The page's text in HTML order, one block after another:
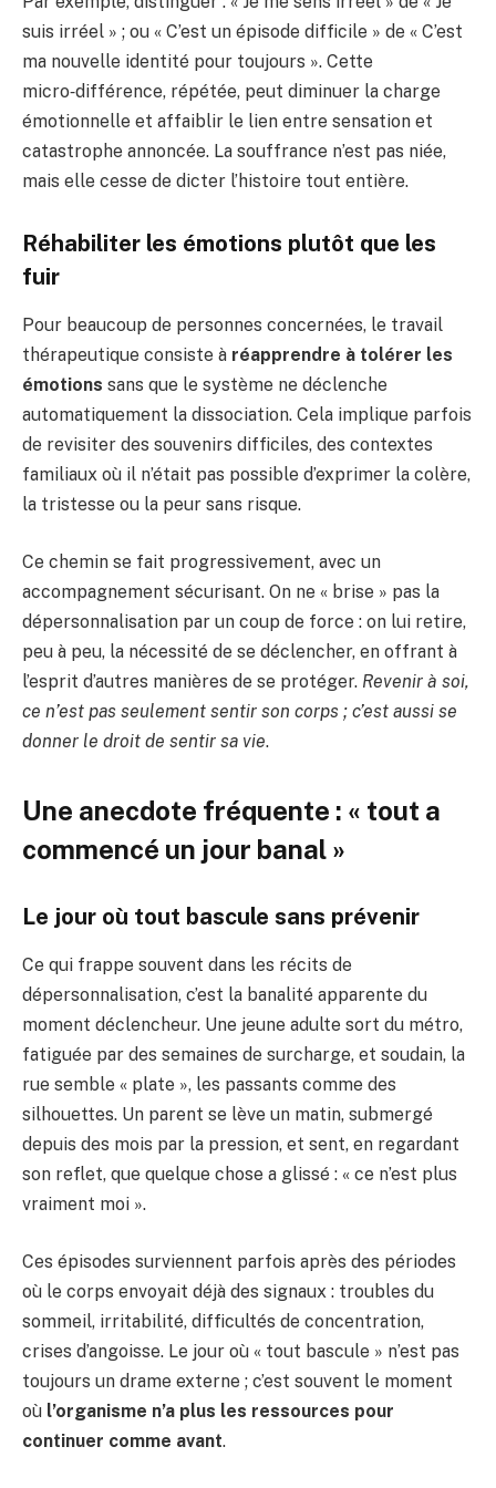
suis irréel » ; ou « C’est un épisode difficile » de « C’est
ma nouvelle identité pour toujours ». Cette
micro‑différence, répétée, peut diminuer la charge
émotionnelle et affaiblir le lien entre sensation et
catastrophe annoncée. La souffrance n’est pas niée,
mais elle cesse de dicter l’histoire tout entière.
Réhabiliter les émotions plutôt que les
fuir
Pour beaucoup de personnes concernées, le travail
thérapeutique consiste à réapprendre à tolérer les
émotions sans que le système ne déclenche
automatiquement la dissociation. Cela implique parfois
de revisiter des souvenirs difficiles, des contextes
familiaux où il n’était pas possible d’exprimer la colère,
la tristesse ou la peur sans risque.
Ce chemin se fait progressivement, avec un
accompagnement sécurisant. On ne « brise » pas la
dépersonnalisation par un coup de force : on lui retire,
peu à peu, la nécessité de se déclencher, en offrant à
l’esprit d’autres manières de se protéger. Revenir à soi,
ce n’est pas seulement sentir son corps ; c’est aussi se
donner le droit de sentir sa vie.
Une anecdote fréquente : « tout a
commencé un jour banal »
Le jour où tout bascule sans prévenir
Ce qui frappe souvent dans les récits de
dépersonnalisation, c’est la banalité apparente du
moment déclencheur. Une jeune adulte sort du métro,
fatiguée par des semaines de surcharge, et soudain, la
rue semble « plate », les passants comme des
silhouettes. Un parent se lève un matin, submergé
depuis des mois par la pression, et sent, en regardant
son reflet, que quelque chose a glissé : « ce n’est plus
vraiment moi ».
Ces épisodes surviennent parfois après des périodes
où le corps envoyait déjà des signaux : troubles du
sommeil, irritabilité, difficultés de concentration,
crises d’angoisse. Le jour où « tout bascule » n’est pas
toujours un drame externe ; c’est souvent le moment
où l’organisme n’a plus les ressources pour
continuer comme avant.